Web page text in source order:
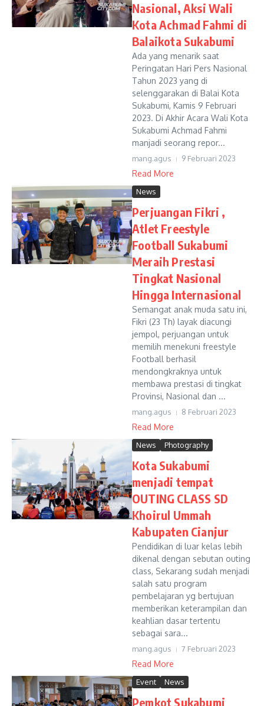
Nasional, Aksi Wali
Kota Achmad Fahmi di
Balaikota Sukabumi
Ada yang menarik saat
Peringatan Hari Pers Nasional
Tahun 2023 yang di
selenggarakan di Balai Kota
Sukabumi, Kamis 9 Februari
2023. Di Akhir Acara Wali Kota
Sukabumi Achmad Fahmi
manjadi seorang repor...
mang.agus 9 Februari 2023
Read More
News
Perjuangan Fikri ,
Atlet Freestyle
Football Sukabumi
Meraih Prestasi
Tingkat Nasional
Hingga Internasional
Semangat anak muda satu ini,
Fikri (23 Th) layak diacungi
jempol, perjuangan untuk
memilih menekuni freestyle
Football berhasil
mendongkraknya untuk
membawa prestasi di tingkat
Provinsi, Nasional dan ...
mang.agus 8 Februari 2023
Read More
News Photography
Kota Sukabumi
menjadi tempat
OUTING CLASS SD
Khoirul Ummah
Kabupaten Cianjur
Pendidikan di luar kelas lebih
dikenal dengan sebutan outing
class, Sekarang sudah menjadi
salah satu program
pembelajaran yg bertujuan
memberikan keterampilan dan
keahlian dasar tertentu
sebagai sara...
mang.agus 7 Februari 2023
Read More
Event News
Pemkot Sukabumi